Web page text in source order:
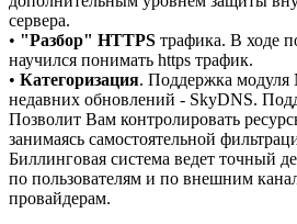
сервера.
• "Разбор" HTTPS трафика. В ходе
научился понимать https трафик.
• Категоризация. Поддержка модуля
недавних обновлений - SkyDNS.
Позволит Вам контролировать
занимаясь самостоятельной
Биллинговая система ведет точный
по пользователям и по внешним
провайдерам.